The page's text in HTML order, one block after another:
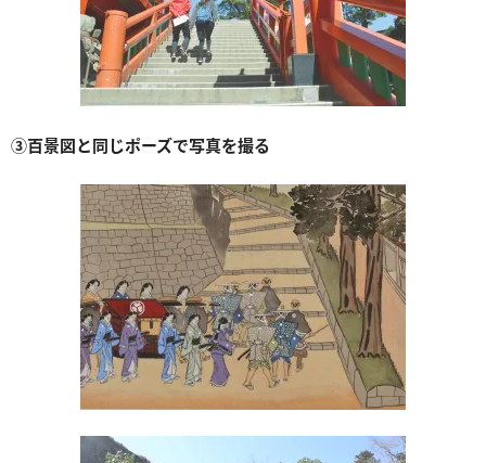
③百景図と同じポーズで写真を撮る